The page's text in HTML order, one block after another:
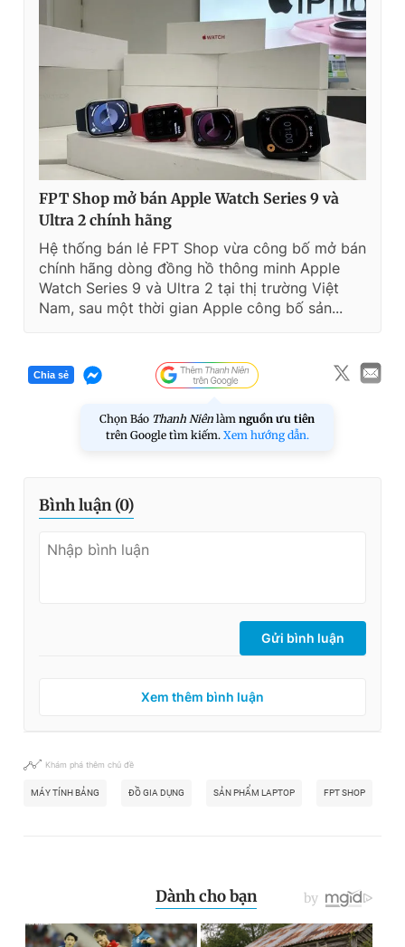
FPT Shop mở bán Apple Watch Series 9 và
Ultra 2 chính hãng
Hệ thống bán lẻ FPT Shop vừa công bố mở bán
chính hãng dòng đồng hồ thông minh Apple
Watch Series 9 và Ultra 2 tại thị trường Việt
Nam, sau một thời gian Apple công bố sản...
Chia sẻ
Chọn Báo Thanh Niên làm nguồn ưu tiên
trên Google tìm kiếm. Xem hướng dẫn.
Bình luận (0)
Gửi bình luận
Xem thêm bình luận
Khám phá thêm chủ đề
MÁY TÍNH BẢNG ĐỒ GIA DỤNG SẢN PHẨM LAPTOP FPT SHOP